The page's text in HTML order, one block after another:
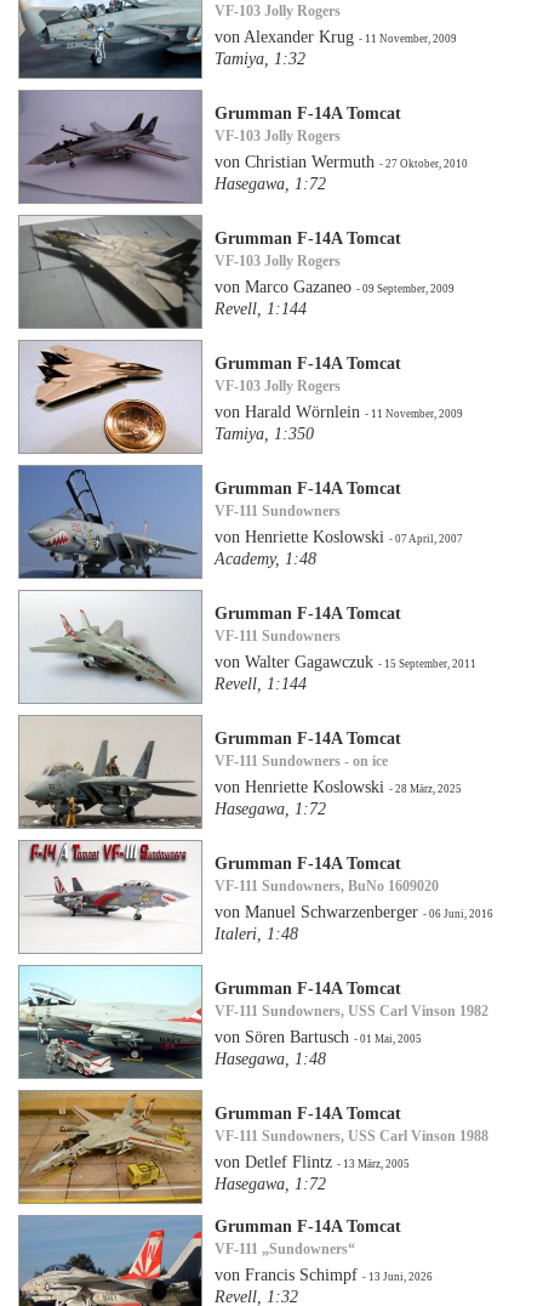
VF-103 Jolly Rogers
von Alexander Krug- 11 November, 2009
Tamiya, 1:32
Grumman F-14A Tomcat
VF-103 Jolly Rogers
von Christian Wermuth- 27 Oktober, 2010
Hasegawa, 1:72
Grumman F-14A Tomcat
VF-103 Jolly Rogers
von Marco Gazaneo- 09 September, 2009
Revell, 1:144
Grumman F-14A Tomcat
VF-103 Jolly Rogers
von Harald Wörnlein- 11 November, 2009
Tamiya, 1:350
Grumman F-14A Tomcat
VF-111 Sundowners
von Henriette Koslowski- 07 April, 2007
Academy, 1:48
Grumman F-14A Tomcat
VF-111 Sundowners
von Walter Gagawczuk- 15 September, 2011
Revell, 1:144
Grumman F-14A Tomcat
VF-111 Sundowners - on ice
von Henriette Koslowski- 28 März, 2025
Hasegawa, 1:72
Grumman F-14A Tomcat
VF-111 Sundowners, BuNo 1609020
von Manuel Schwarzenberger- 06 Juni, 2016
Italeri, 1:48
Grumman F-14A Tomcat
VF-111 Sundowners, USS Carl Vinson 1982
von Sören Bartusch- 01 Mai, 2005
Hasegawa, 1:48
Grumman F-14A Tomcat
VF-111 Sundowners, USS Carl Vinson 1988
von Detlef Flintz- 13 März, 2005
Hasegawa, 1:72
Grumman F-14A Tomcat
VF-111 „Sundowners“
von Francis Schimpf- 13 Juni, 2026
Revell, 1:32